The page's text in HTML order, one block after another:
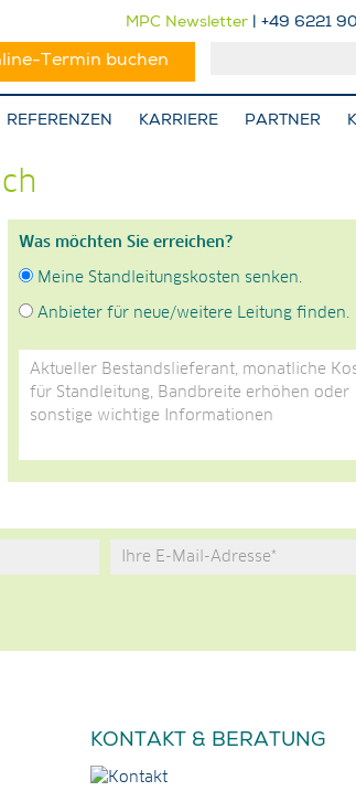
MPC Newsletter | +49 6221
Termin buchen
REFERENZEN KARRIERE PARTNER
Was möchten Sie erreichen?
Meine Standleitungskosten senken.
Anbieter für neue/weitere Leitung finden.
KONTAKT & BERATUNG